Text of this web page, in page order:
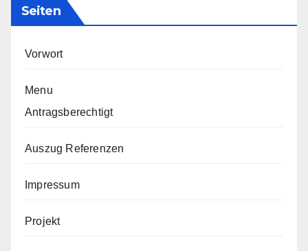
Seiten
Vorwort
Menu
Antragsberechtigt
Auszug Referenzen
Impressum
Projekt